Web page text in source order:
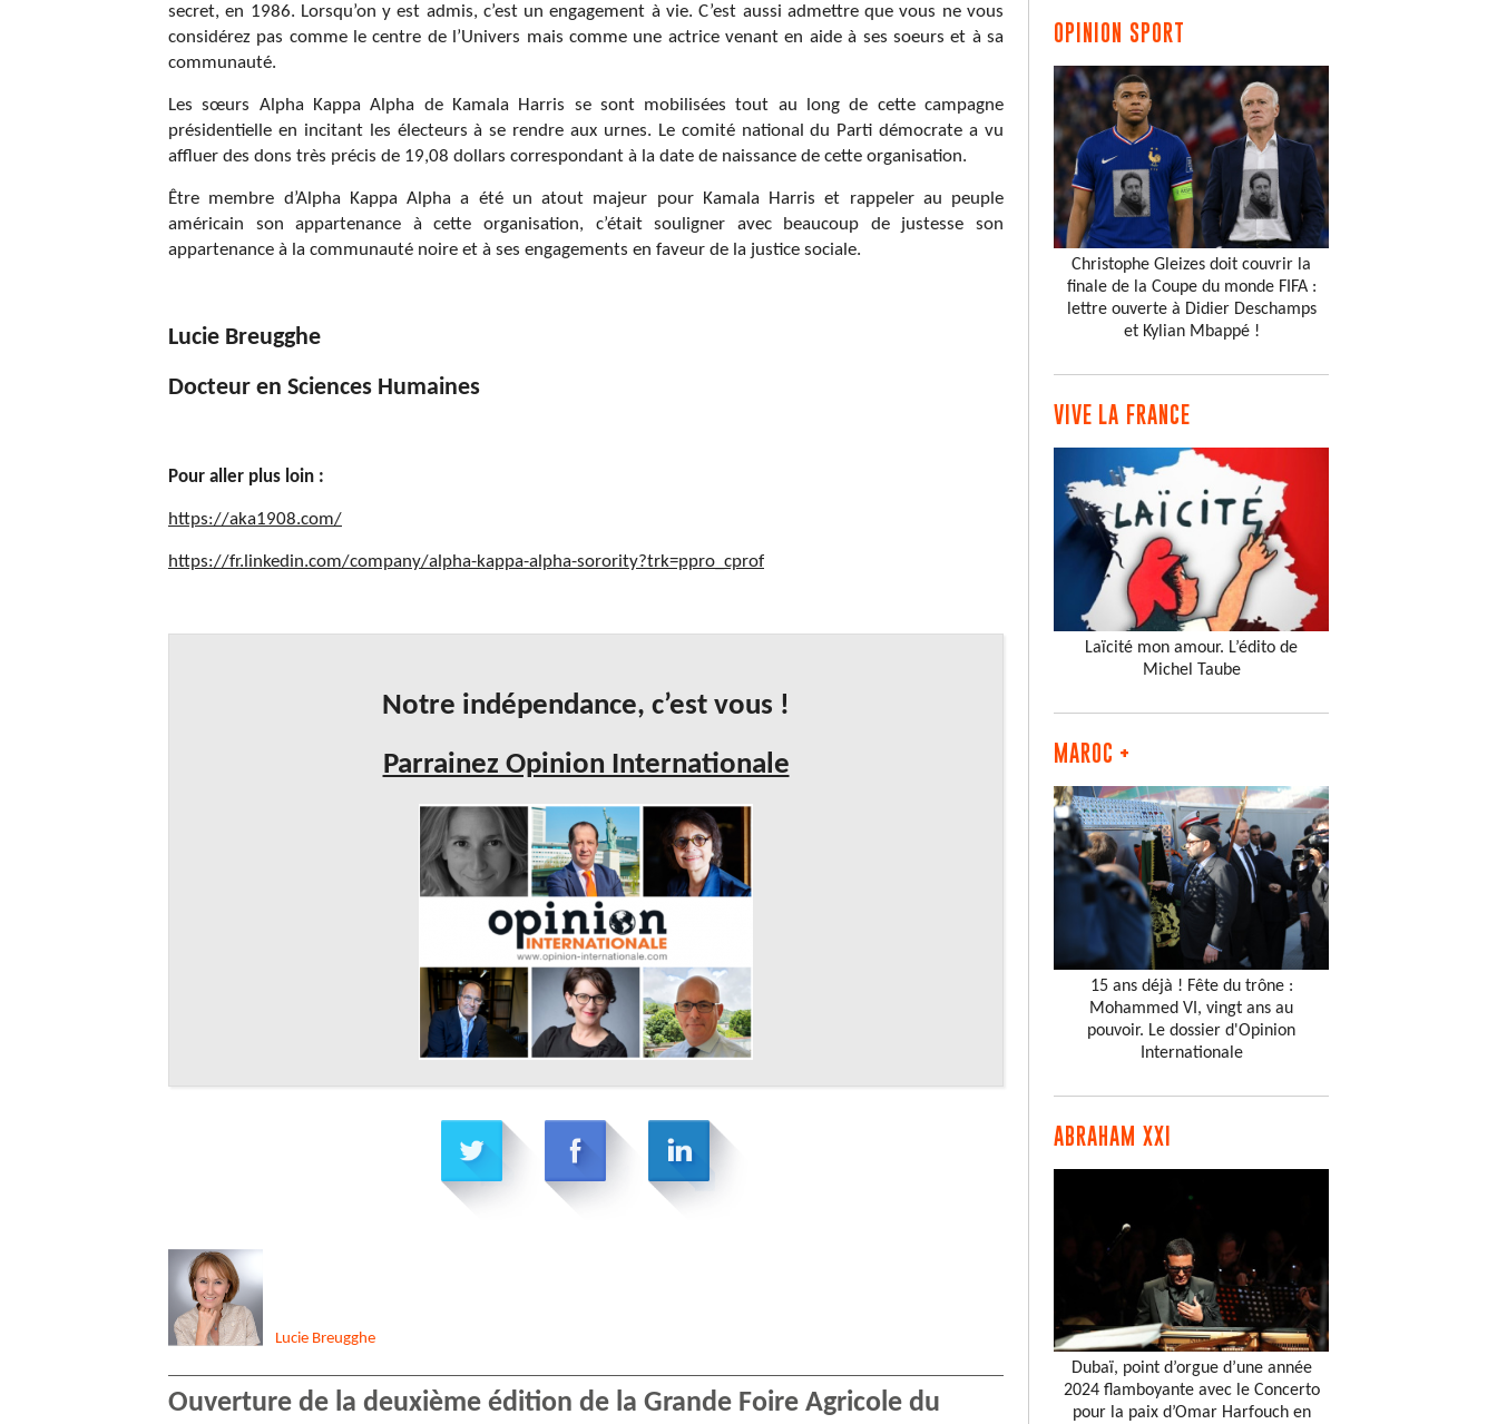
secret, en 1986. Lorsqu’on y est admis, c’est un engagement à vie. C’est aussi admettre que vous ne vous
considérez pas comme le centre de l’Univers mais comme une actrice venant en aide à ses soeurs et à sa
communauté.
Les sœurs Alpha Kappa Alpha de Kamala Harris se sont mobilisées tout au long de cette campagne
présidentielle en incitant les électeurs à se rendre aux urnes. Le comité national du Parti démocrate a vu
affluer des dons très précis de 19,08 dollars correspondant à la date de naissance de cette organisation.
Être membre d’Alpha Kappa Alpha a été un atout majeur pour Kamala Harris et rappeler au peuple
américain son appartenance à cette organisation, c’était souligner avec beaucoup de justesse son
appartenance à la communauté noire et à ses engagements en faveur de la justice sociale.
Lucie Breugghe
Docteur en Sciences Humaines
Pour aller plus loin :
https://aka1908.com/
https://fr.linkedin.com/company/alpha-kappa-alpha-sorority?trk=ppro_cprof
Notre indépendance, c’est vous !
Parrainez Opinion Internationale
Lucie Breugghe
Ouverture de la deuxième édition de la Grande Foire Agricole du
OPINION SPORT
Christophe Gleizes doit couvrir la
finale de la Coupe du monde FIFA :
lettre ouverte à Didier Deschamps
et Kylian Mbappé !
VIVE LA FRANCE
Laïcité mon amour. L’édito de
Michel Taube
MAROC +
15 ans déjà ! Fête du trône :
Mohammed VI, vingt ans au
pouvoir. Le dossier d'Opinion
Internationale
ABRAHAM XXI
Dubaï, point d’orgue d’une année
2024 flamboyante avec le Concerto
pour la paix d’Omar Harfouch en